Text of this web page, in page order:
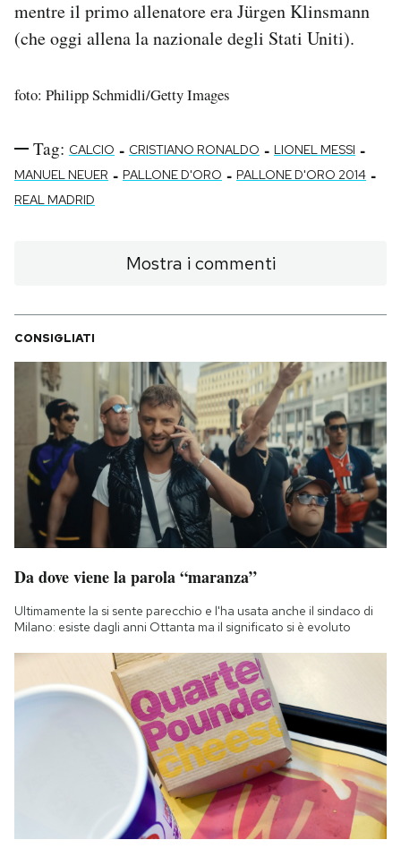
mentre il primo allenatore era Jürgen Klinsmann
(che oggi allena la nazionale degli Stati Uniti).
foto: Philipp Schmidli/Getty Images
Tag: CALCIO - CRISTIANO RONALDO - LIONEL MESSI -
MANUEL NEUER - PALLONE D'ORO - PALLONE D'ORO 2014 -
REAL MADRID
Mostra i commenti
CONSIGLIATI
Da dove viene la parola “maranza”
Ultimamente la si sente parecchio e l'ha usata anche il sindaco di
Milano: esiste dagli anni Ottanta ma il significato si è evoluto